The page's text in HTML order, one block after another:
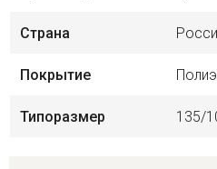
Страна
Покрытие
Типоразмер 135/